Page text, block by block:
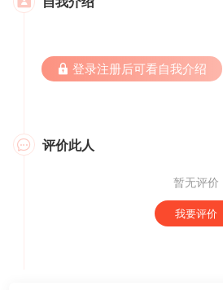
 登录注册后可看自我介绍
 评价此人
暂无评价
我要评价